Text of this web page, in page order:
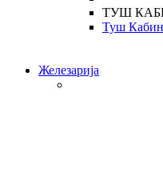
ТУШ
Туш
Железарија